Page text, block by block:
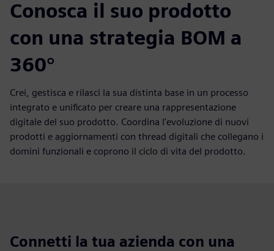
Conosca il suo prodotto
con una strategia BOM a
360°
Crei, gestisca e rilasci la sua distinta base in un processo
integrato e unificato per creare una rappresentazione
digitale del suo prodotto. Coordina l'evoluzione di nuovi
prodotti e aggiornamenti con thread digitali che collegano i
domini funzionali e coprono il ciclo di vita del prodotto.
Connetti la tua azienda con una